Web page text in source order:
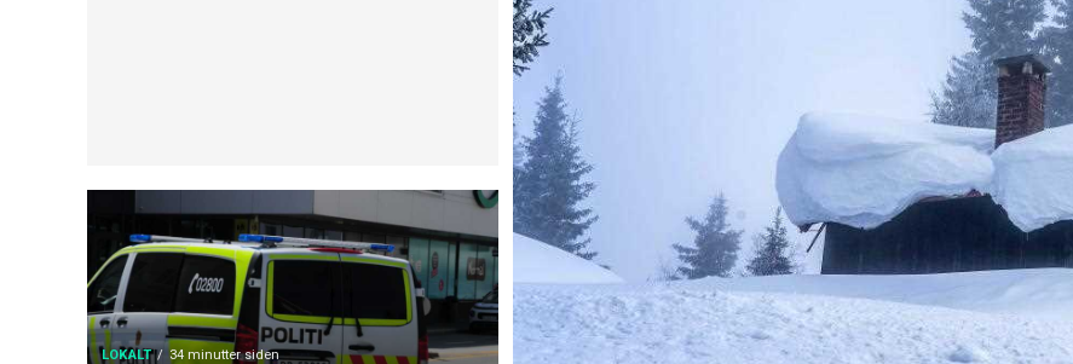
LOKALT 34 minutter siden